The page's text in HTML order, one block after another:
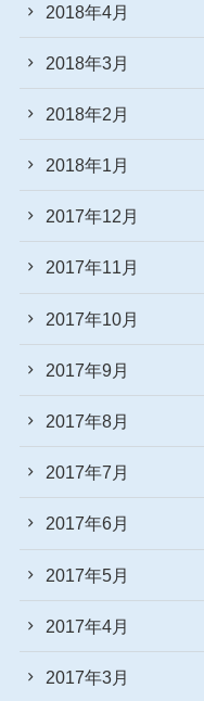
2018年4月
2018年3月
2018年2月
2018年1月
2017年12月
2017年11月
2017年10月
2017年9月
2017年8月
2017年7月
2017年6月
2017年5月
2017年4月
2017年3月